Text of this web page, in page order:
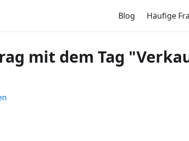
Blog Häufige
mit dem Tag